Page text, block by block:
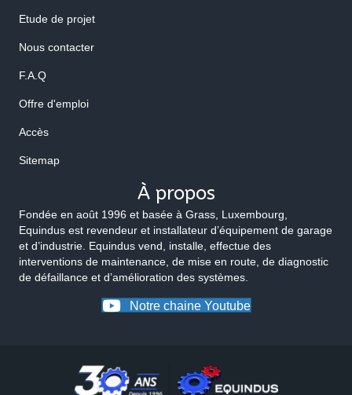
Etude de projet
Nous contacter
F.A.Q
Offre d'emploi
Accès
Sitemap
À propos
Fondée en août 1996 et basée à Grass, Luxembourg,
Equindus est revendeur et installateur d’équipement de garage
et d’industrie. Equindus vend, installe, effectue des
interventions de maintenance, de mise en route, de diagnostic
de défaillance et d’amélioration des systèmes.
Notre chaine Youtube